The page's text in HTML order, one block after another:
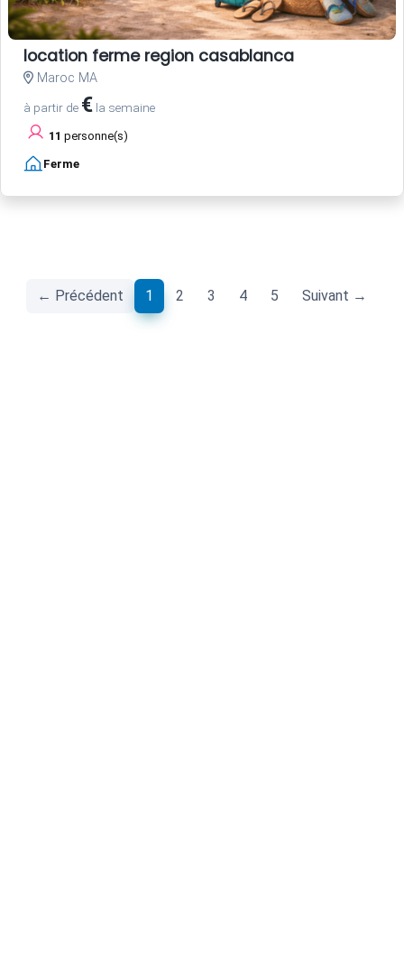
location ferme region casablanca
Maroc MA
à partir de € la semaine
11 personne(s)
Ferme
← Précédent 1 (current)
2 3 4 5 Suivant →